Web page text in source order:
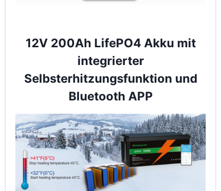
12V 200Ah LifePO4 Akku mit
integrierter
Selbsterhitzungsfunktion und
Bluetooth APP